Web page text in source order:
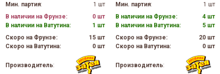
Мин. партия:
1 шт
В наличии на Фрунзе:
0 шт
В наличии на Ватутина:
1 шт
Скоро на Фрунзе:
15 шт
Скоро на Ватутина:
0 шт
Производитель:
Мин. партия:
1 шт
В наличии на Фрунзе:
4 шт
В наличии на Ватутина:
5 шт
Скоро на Фрунзе:
20 шт
Скоро на Ватутина:
0 шт
Производитель: